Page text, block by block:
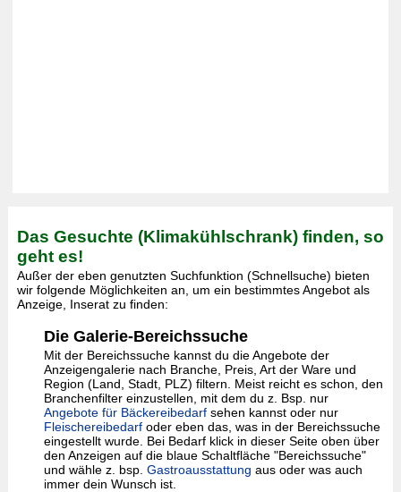
Das Gesuchte (Klimakühlschrank) finden, so
geht es!
Außer der eben genutzten Suchfunktion (Schnellsuche) bieten
wir folgende Möglichkeiten an, um ein bestimmtes Angebot als
Anzeige, Inserat zu finden:
Die Galerie-Bereichssuche
Mit der Bereichssuche kannst du die Angebote der
Anzeigengalerie nach Branche, Preis, Art der Ware und
Region (Land, Stadt, PLZ) filtern. Meist reicht es schon, den
Branchenfilter einzustellen, mit dem du z. Bsp. nur
Angebote für Bäckereibedarfsehen kannst oder nur
Fleischereibedarfoder eben das, was in der Bereichssuche
eingestellt wurde. Bei Bedarf klick in dieser Seite oben über
den Anzeigen auf die blaue Schaltfläche "Bereichssuche"
und wähle z. bsp. Gastroausstattung aus oder was auch
immer dein Wunsch ist.